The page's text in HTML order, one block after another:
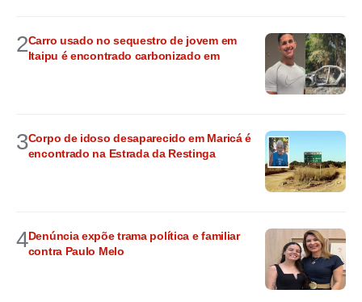
2Carro usado no sequestro de jovem em
Itaipu é encontrado carbonizado em
3Corpo de idoso desaparecido em Maricá é
encontrado na Estrada da Restinga
4Denúncia expõe trama política e familiar
contra Paulo Melo